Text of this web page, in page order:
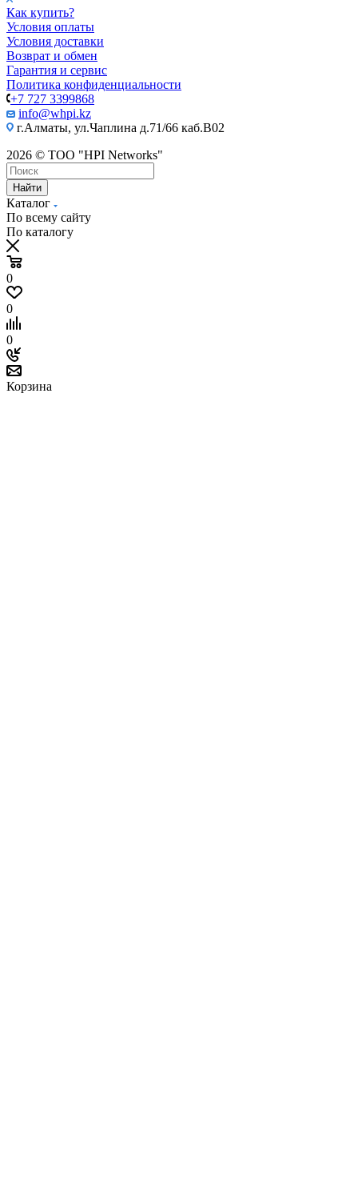
Как купить?
Условия оплаты
Условия доставки
Возврат и обмен
Гарантия и сервис
Политика конфиденциальности
+7 727 3399868
info@whpi.kz
г.Алматы, ул.Чаплина д.71/66 каб.B02
2026 © ТОО "HPI Networks"
Найти
Каталог
По всему сайту
По каталогу
0
0
0
Корзина